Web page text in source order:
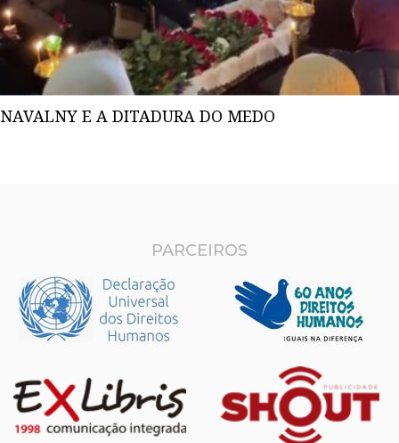
NAVALNY E A DITADURA DO MEDO
PARCEIROS